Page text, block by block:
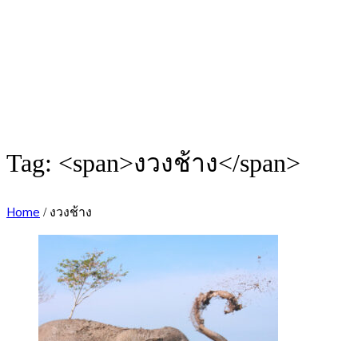
Tag: <span>งวงช้าง</span>
Home / งวงช้าง